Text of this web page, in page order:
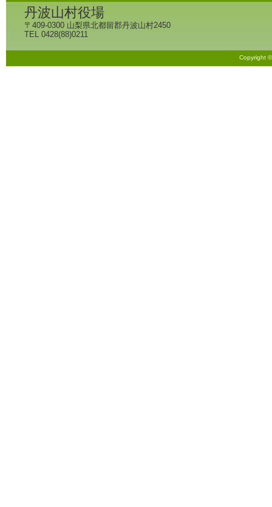
丹波山村役場
〒409-0300 山梨県北都留郡丹波山村2450
TEL 0428(88)0211
Copyright